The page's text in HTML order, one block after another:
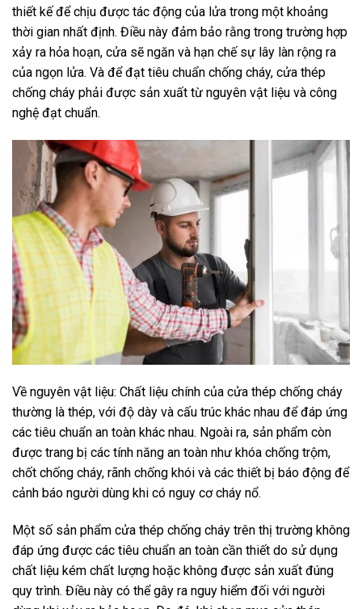
thiết kế để chịu được tác động của lửa trong một khoảng
thời gian nhất định. Điều này đảm bảo rằng trong trường hợp
xảy ra hỏa hoạn, cửa sẽ ngăn và hạn chế sự lây làn rộng ra
của ngọn lửa. Và để đạt tiêu chuẩn chống cháy, cửa thép
chống cháy phải được sản xuất từ nguyên vật liệu và công
nghệ đạt chuẩn.
Về nguyên vật liệu: Chất liệu chính của cửa thép chống cháy
thường là thép, với độ dày và cấu trúc khác nhau để đáp ứng
các tiêu chuẩn an toàn khác nhau. Ngoài ra, sản phẩm còn
được trang bị các tính năng an toàn như khóa chống trộm,
chốt chống cháy, rãnh chống khói và các thiết bị báo động để
cảnh báo người dùng khi có nguy cơ cháy nổ.
Một số sản phẩm cửa thép chống cháy trên thị trường không
đáp ứng được các tiêu chuẩn an toàn cần thiết do sử dụng
chất liệu kém chất lượng hoặc không được sản xuất đúng
quy trình. Điều này có thể gây ra nguy hiểm đối với người